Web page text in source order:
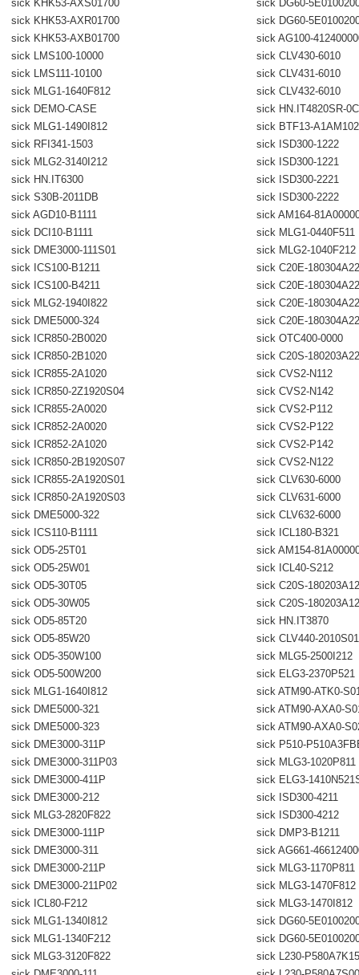
sick KHK53-AXS01700
sick DG60-
sick KHK53-AXR01700
sick DG60-
sick KHK53-AXB01700
sick AG100-
sick LMS100-10000
sick CLV430-6010
sick LMS111-10100
sick CLV431-6010
sick MLG1-1640F812
sick CLV432-6010
sick DEMO-CASE
sick HN.IT4820SR-
sick MLG1-1490I812
sick BTF13-
sick RFI341-1503
sick ISD300-1222
sick MLG2-3140I212
sick ISD300-1221
sick HN.IT6300
sick ISD300-2221
sick S30B-2011DB
sick ISD300-2222
sick AGD10-B1111
sick AM164-
sick DCI10-B1111
sick MLG1-0440F511
sick DME3000-111S01
sick MLG2-1040F212
sick ICS100-B1211
sick C20E-180304A22
sick ICS100-B4211
sick C20E-180304A22
sick MLG2-1940I822
sick C20E-180304A22
sick DME5000-324
sick C20E-180304A22
sick ICR850-2B0020
sick OTC400-0000
sick ICR850-2B1020
sick C20S-180203A22
sick ICR855-2A1020
sick CVS2-N112
sick ICR850-2Z1920S04
sick CVS2-N142
sick ICR855-2A0020
sick CVS2-P112
sick ICR852-2A0020
sick CVS2-P122
sick ICR852-2A1020
sick CVS2-P142
sick ICR850-2B1920S07
sick CVS2-N122
sick ICR855-2A1920S01
sick CLV630-6000
sick ICR850-2A1920S03
sick CLV631-6000
sick DME5000-322
sick CLV632-6000
sick ICS110-B1111
sick ICL180-B321
sick OD5-25T01
sick AM154-
sick OD5-25W01
sick ICL40-S212
sick OD5-30T05
sick C20S-180203A12
sick OD5-30W05
sick C20S-180203A12
sick OD5-85T20
sick HN.IT3870
sick OD5-85W20
sick CLV440-2010S01
sick OD5-350W100
sick MLG5-2500I212
sick OD5-500W200
sick ELG3-2370P521
sick MLG1-1640I812
sick ATM90-ATK0-
sick DME5000-321
sick ATM90-AXA0-
sick DME5000-323
sick ATM90-AXA0-
sick DME3000-311P
sick P510-
sick DME3000-311P03
sick MLG3-1020P811
sick DME3000-411P
sick ELG3-
sick DME3000-212
sick ISD300-4211
sick MLG3-2820F822
sick ISD300-4212
sick DME3000-111P
sick DMP3-B1211
sick DME3000-311
sick AG661-
sick DME3000-211P
sick MLG3-1170P811
sick DME3000-211P02
sick MLG3-1470F812
sick ICL80-F212
sick MLG3-1470I812
sick MLG1-1340I812
sick DG60-
sick MLG1-1340F212
sick DG60-
sick MLG3-3120F822
sick L230-